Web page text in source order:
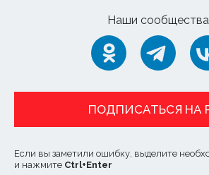
Наши сообщества
ПОДПИСАТЬСЯ НА
Если вы заметили ошибку, выделите
и нажмите Ctrl+Enter